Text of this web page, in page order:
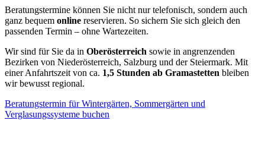
Beratungstermine können Sie nicht nur telefonisch, sondern auch
ganz bequem online reservieren. So sichern Sie sich gleich den
passenden Termin – ohne Wartezeiten.
Wir sind für Sie da in Oberösterreich sowie in angrenzenden
Bezirken von Niederösterreich, Salzburg und der Steiermark. Mit
einer Anfahrtszeit von ca. 1,5 Stunden ab Gramastetten bleiben
wir bewusst regional.
Beratungstermin für Wintergärten, Sommergärten und
Verglasungssysteme buchen